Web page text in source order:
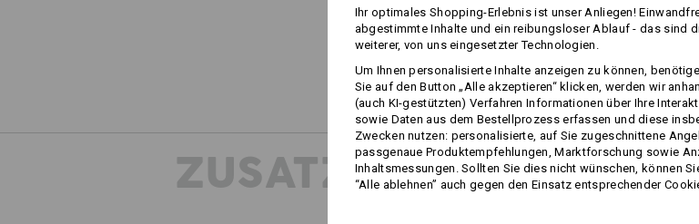
mehr
ZUSATZINFOS
Ihr optimales Shopping-Erlebnis ist unser Anliegen!
abgestimmte Inhalte und ein reibungsloser Ablauf - das sind
weiterer, von uns eingesetzter Technologien.
Um Ihnen personalisierte Inhalte anzeigen zu können,
Sie auf den Button „Alle akzeptieren“ klicken, werden wir
(auch KI-gestützten) Verfahren Informationen über Ihre
sowie Daten aus dem Bestellprozess erfassen und diese
Zwecken nutzen: personalisierte, auf Sie zugeschnittene
passgenaue Produktempfehlungen, Marktforschung sowie
Inhaltsmessungen. Sollten Sie dies nicht wünschen, können
“Alle ablehnen” auch gegen den Einsatz entsprechender